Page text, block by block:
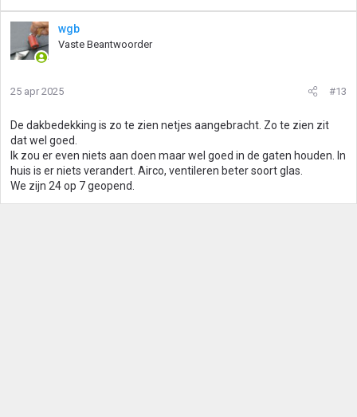
wgb
Vaste Beantwoorder
25 apr 2025 #13
De dakbedekking is zo te zien netjes aangebracht. Zo te zien zit
dat wel goed.
Ik zou er even niets aan doen maar wel goed in de gaten houden. In
huis is er niets verandert. Airco, ventileren beter soort glas.
We zijn 24 op 7 geopend.